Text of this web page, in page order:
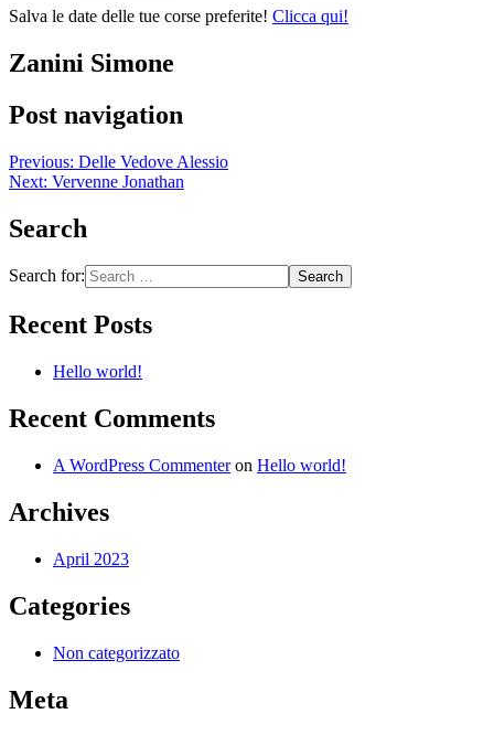
Salva le date delle tue corse preferite! Clicca qui!
Zanini Simone
Post navigation
Previous: Delle Vedove Alessio
Next: Vervenne Jonathan
Search
Search for:
Recent Posts
Hello world!
Recent Comments
A WordPress Commenteron Hello world!
Archives
April 2023
Categories
Non categorizzato
Meta